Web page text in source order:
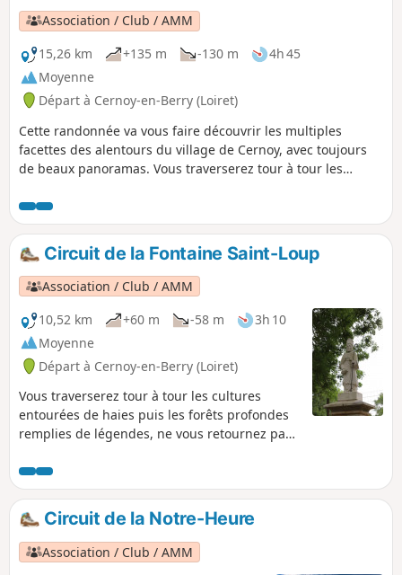
Association / Club / AMM
15,26 km
+135 m -130 m
4h 45
Moyenne
Départ à Cernoy-en-Berry (Loiret)
Cette randonnée va vous faire découvrir les multiples
facettes des alentours du village de Cernoy, avec toujours
de beaux panoramas. Vous traverserez tour à tour les
monterez jusqu'aux montagnes avec de très belles vues sur
le Pays Fort et le village. Vous terminerez par un chemin
ombragé jusqu'à la Fontaine Saint-Loup et sa légende.
Circuit de la Fontaine Saint-Loup
Association / Club / AMM
10,52 km
+60 m -58 m
3h 10
Moyenne
Départ à Cernoy-en-Berry (Loiret)
Vous traverserez tour à tour les cultures
entourées de haies puis les forêts profondes
remplies de légendes, ne vous retournez pas,
terminerez en passant devant la Fontaine
Saint-Loup. N'oubliez pas d'y "tremper votre
chemise et l'a peur s'en ira".
Circuit de la Notre-Heure
Association / Club / AMM